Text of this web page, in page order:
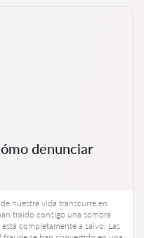
denunciar
nuestra vida transcurre en
traído consigo una sombra
completamente a salvo. Las